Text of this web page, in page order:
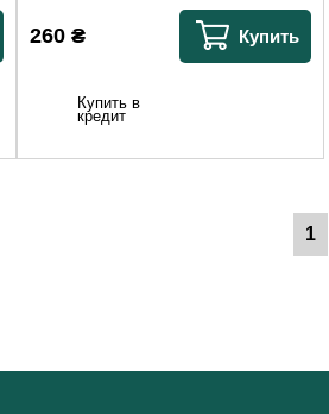
260 ₴ Купить
Купить в
кредит
1